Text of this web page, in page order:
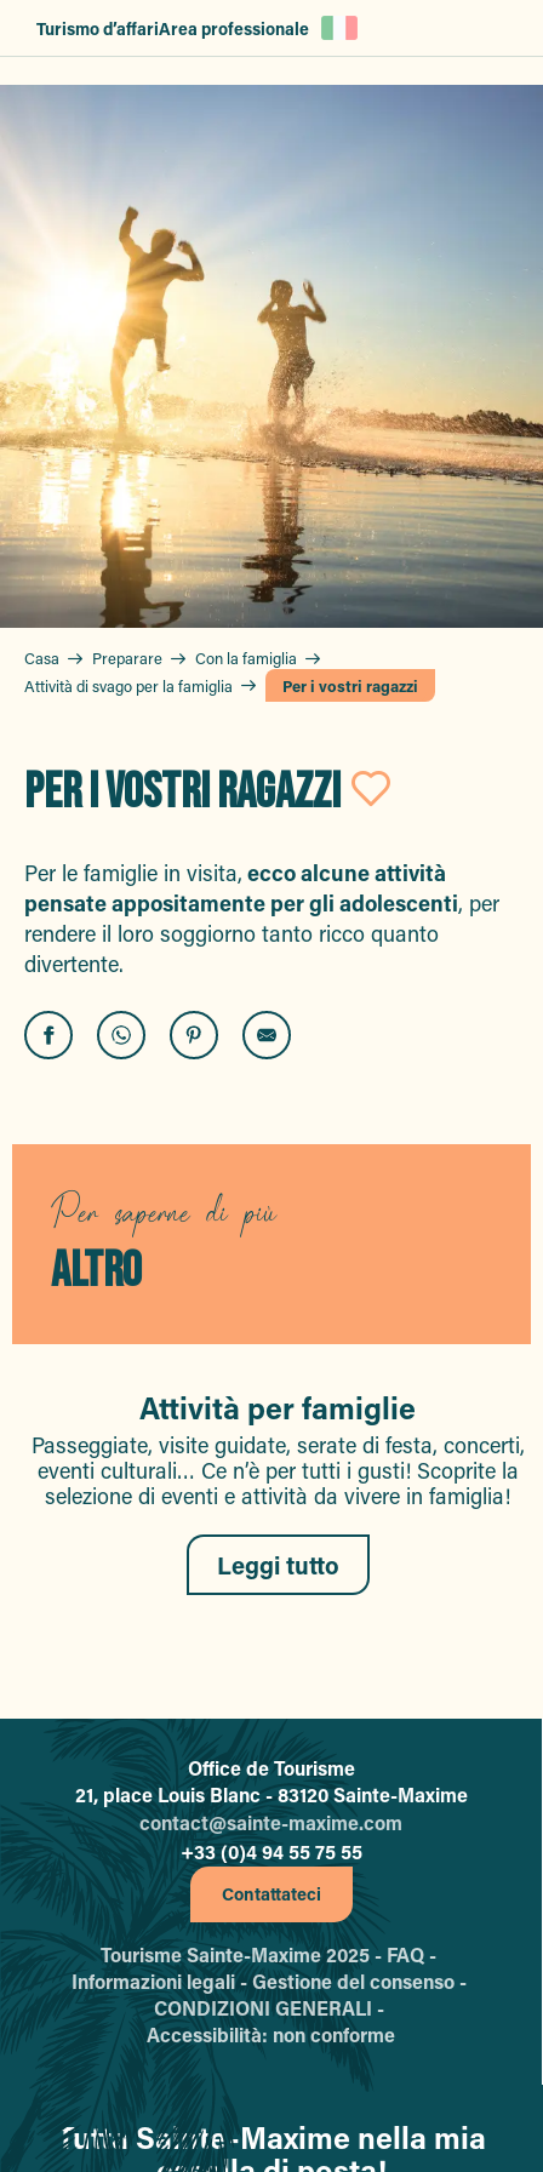
Turismo d’affariArea professionale
Casa Preparare
Con la famiglia
Attività di svago per la famiglia
Per i vostri ragazzi
PER I VOSTRI RAGAZZI
Per le famiglie in visita, ecco alcune attività
pensate appositamente per gli adolescenti, per
rendere il loro soggiorno tanto ricco quanto
divertente.
Cinéma Le Pagnol
Festa estiva con DJ in bianco
Accrobranche Aventure Famille
Le feste estive con i DJ stanno per finire.
Aqualand Sainte-Maxime
Per saperne di più
ALTRO
Attività per famiglie
Passeggiate, visite guidate, serate di festa, concerti,
eventi culturali… Ce n’è per tutti i gusti! Scoprite la
selezione di eventi e attività da vivere in famiglia!
Leggi tutto
L'office de tourisme de Sainte-
Office de Tourisme
21, place Louis Blanc - 83120 Sainte-Maxime
contact@sainte-maxime.com
+33 (0)4 94 55 75 55
Contattateci
Tourisme Sainte-Maxime 2025 - FAQ -
Informazioni legali -Gestione del consenso -
CONDIZIONI GENERALI -
Accessibilità: non conforme
Tutta Sainte-Maxime nella mia